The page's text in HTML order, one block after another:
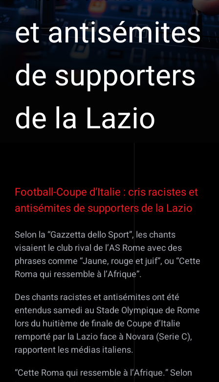
et antisémites
de supporters
de la Lazio
l'image
agrandie
Football-Coupe d’Italie : cris racistes et
antisémites de supporters de la Lazio
Selon la “Gazzetta dello Sport”, les chants
visaient le club rival de l’AS Rome avec des
phrases comme “Jaune, rouge et juif”, ou “Cette
Roma qui ressemble à l’Afrique”.
Des chants racistes et antisémites ont été
entendus samedi au Stade Olympique de Rome
lors du huitième de finale de Coupe d’Italie
remporté par la Lazio face à Novara (Serie C),
rapportent les médias italiens.
“Cette Roma qui ressemble à l’Afrique.” Selon